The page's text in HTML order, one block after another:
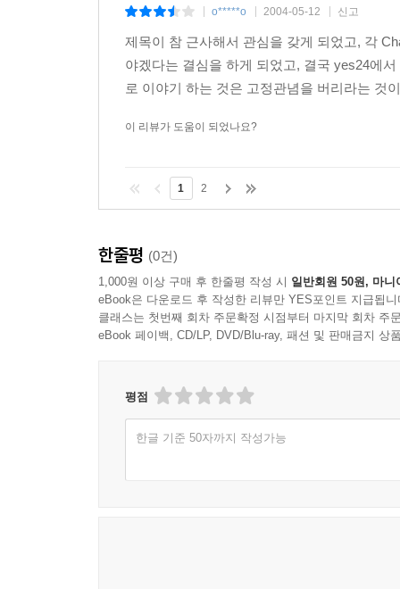
6. 과시욕은 체면에서 나온다
Chapter 10 미디어
2. 텔레비전 광고시간은 휴식시간이다
5. 잡지가 주는 6가지 만족감
Chapter 11 공익
1. 선거는 자신의 삶을 맡기는 영적 행위이다
o*****o 2004-05-12 신고
제목이 참 근사해서 관심을 갖게 되었고, 각
야겠다는 결심을 하게 되었고, 결국 yes24에
로 이야기 하는 것은 고정관념을 버리라는 것
이 리뷰가 도움이 되었나요?
1 2
한줄평 (0건)
1,000원 이상 구매 후 한줄평 작성 시 일반회원 50원, 마니
eBook은 다운로드 후 작성한 리뷰만 YES포인트 지급됩니
클래스는 첫번째 회차 주문확정 시점부터 마지막 회차 주
eBook 페이백, CD/LP, DVD/Blu-ray, 패션 및 판매금지 상
평점
한글 기준 50자까지 작성가능